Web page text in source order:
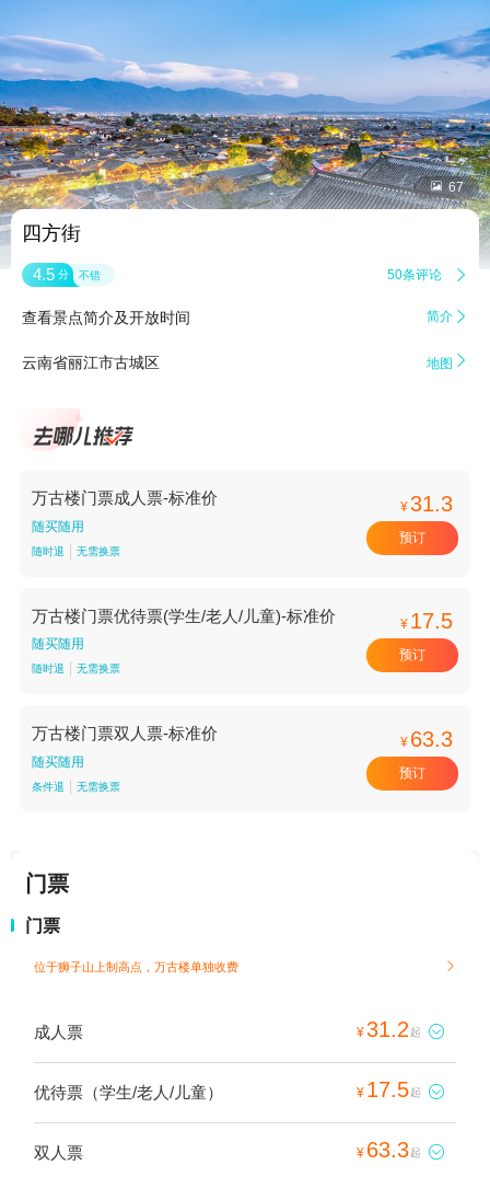
 67
四方街
4.5 分 不错 50条评论 
查看景点简介及开放时间 简介 
云南省丽江市古城区 地图 
万古楼门票成人票-标准价
随买随用
随时退 无需换票
¥31.3
预订
万古楼门票优待票(学生/老人/儿童)-标准价
随买随用
随时退 无需换票
¥ 17.5
预订
万古楼门票双人票-标准价
随买随用
条件退 无需换票
¥ 63.3
预订
门票
门票
位于狮子山上制高点，万古楼单独收费 
成人票 ¥31.2 起 
优待票（学生/老人/儿童） ¥ 17.5起 
双人票 ¥ 63.3起 